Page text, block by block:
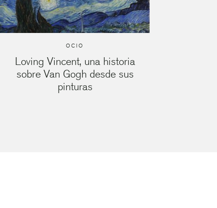
OCIO
Loving Vincent, una historia
sobre Van Gogh desde sus
pinturas